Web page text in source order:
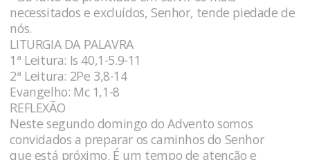
necessitados e excluídos, Senhor, tende piedade de
nós.
LITURGIA DA PALAVRA
1ª Leitura: Is 40,1-5.9-11
2ª Leitura: 2Pe 3,8-14
Evangelho: Mc 1,1-8
REFLEXÃO
Neste segundo domingo do Advento somos
convidados a preparar os caminhos do Senhor
que está próximo. É um tempo de atenção e